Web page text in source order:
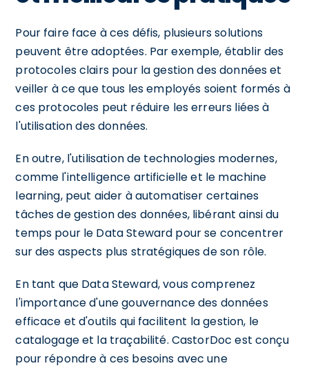
Pour faire face à ces défis, plusieurs solutions
peuvent être adoptées. Par exemple, établir des
protocoles clairs pour la gestion des données et
veiller à ce que tous les employés soient formés à
ces protocoles peut réduire les erreurs liées à
l'utilisation des données.
En outre, l'utilisation de technologies modernes,
comme l'intelligence artificielle et le machine
learning, peut aider à automatiser certaines
tâches de gestion des données, libérant ainsi du
temps pour le Data Steward pour se concentrer
sur des aspects plus stratégiques de son rôle.
En tant que Data Steward, vous comprenez
l'importance d'une gouvernance des données
efficace et d'outils qui facilitent la gestion, le
catalogage et la traçabilité. CastorDoc est conçu
pour répondre à ces besoins avec une